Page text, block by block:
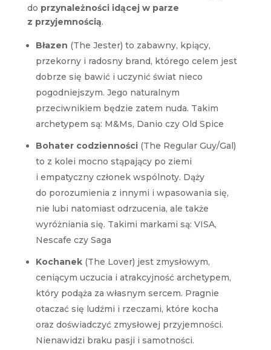
do przynależności idącej w parze
z przyjemnością.
Błazen (The Jester) to zabawny, kpiący,
przekorny i radosny brand, którego celem jest
dobrze się bawić i uczynić świat nieco
pogodniejszym. Jego naturalnym
przeciwnikiem będzie zatem nuda. Takim
archetypem są: M&Ms, Danio czy Old Spice
Bohater codzienności(The Regular Guy/Gal)
to z kolei mocno stąpający po ziemi
i empatyczny członek wspólnoty. Dąży
do porozumienia z innymi i wpasowania się,
nie lubi natomiast odrzucenia, ale także
wyróżniania się. Takimi markami są: VISA,
Nescafe czy Saga
Kochanek(The Lover) jest zmysłowym,
ceniącym uczucia i atrakcyjność archetypem,
który podąża za własnym sercem. Pragnie
otaczać się ludźmi i rzeczami, które kocha
oraz doświadczyć zmysłowej przyjemności.
Nienawidzi braku pasji i samotności.